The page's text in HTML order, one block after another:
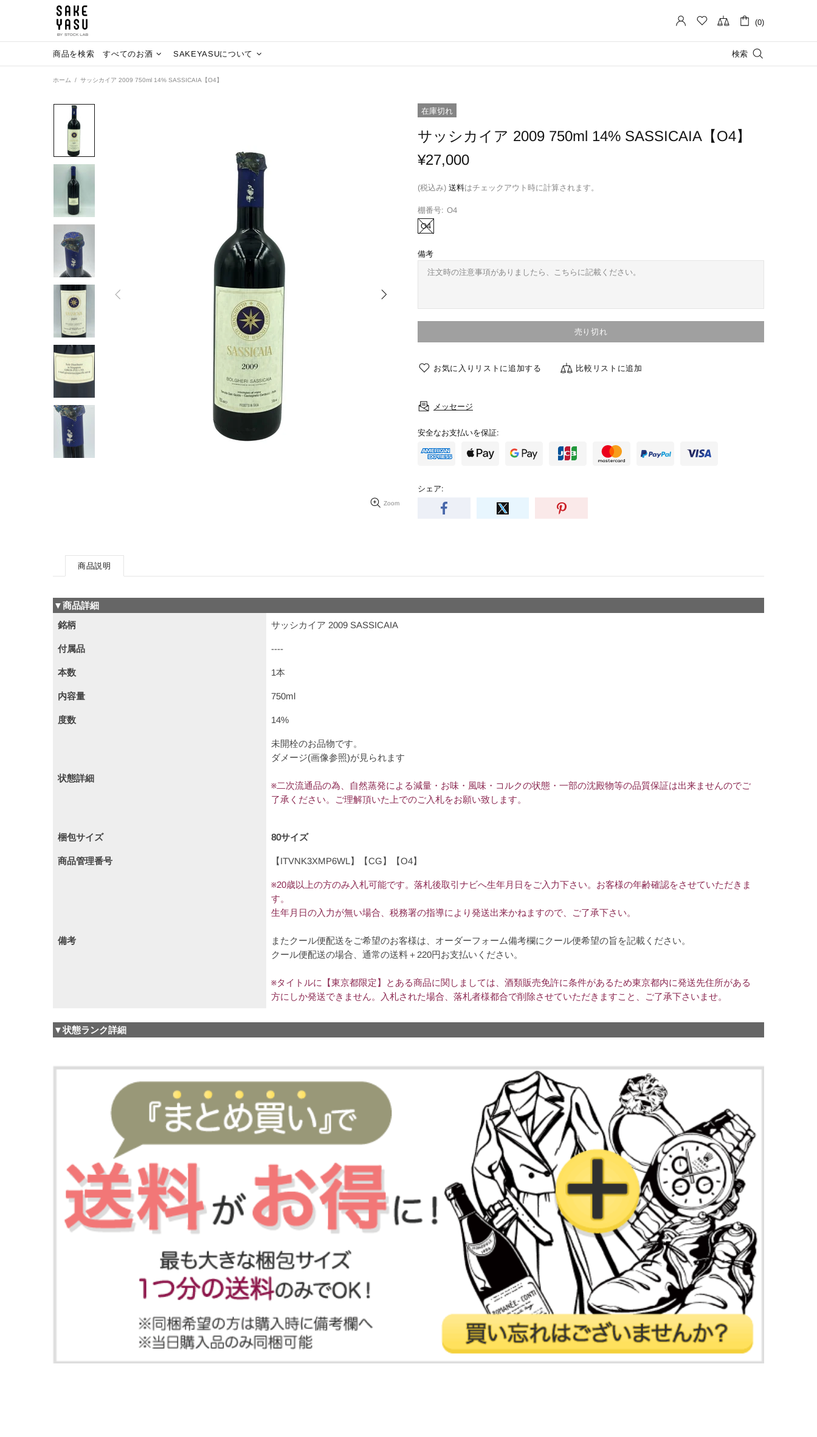
(0)
商品を検索 すべてのお酒 SAKEYASUについて 検索
ホーム サッシカイア 2009 750ml 14% SASSICAIA【O4】
Zoom
在庫切れ
サッシカイア 2009 750ml 14% SASSICAIA【O4】
¥27,000
(税込み) 送料はチェックアウト時に計算されます。
棚番号: O4
O4
備考
売り切れ
お気に入りリストに追加する 比較リストに追加
メッセージ
安全なお支払いを保証:
シェア:
商品説明
▼商品詳細
銘柄
サッシカイア 2009 SASSICAIA
付属品 ----
本数 1本
内容量 750ml
度数 14%
状態詳細
未開栓のお品物です。
ダメージ(画像参照)が見られます
※二次流通品の為、自然蒸発による減量・お味・風味・コルクの状態・一部の沈殿物等の品質保証は出来ませんのでご
了承ください。ご理解頂いた上でのご入札をお願い致します。
梱包サイズ 80サイズ
商品管理番号 【ITVNK3XMP6WL】【CG】【O4】
備考
※20歳以上の方のみ入札可能です。落札後取引ナビへ生年月日をご入力下さい。お客様の年齢確認をさせていただきま
す。
生年月日の入力が無い場合、税務署の指導により発送出来かねますので、ご了承下さい。
またクール便配送をご希望のお客様は、オーダーフォーム備考欄にクール便希望の旨を記載ください。
クール便配送の場合、通常の送料＋220円お支払いください。
※タイトルに【東京都限定】とある商品に関しましては、酒類販売免許に条件があるため東京都内に発送先住所がある
方にしか発送できません。入札された場合、落札者様都合で削除させていただきますこと、ご了承下さいませ。
▼状態ランク詳細